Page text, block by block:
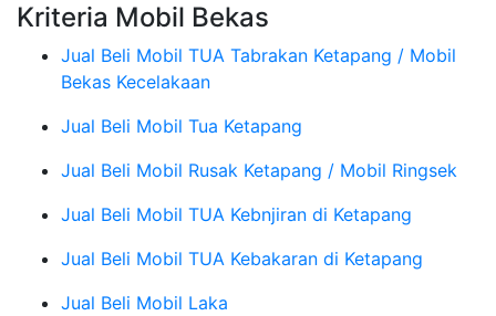
Kriteria Mobil Bekas
Jual Beli Mobil TUA Tabrakan Ketapang / Mobil
Bekas Kecelakaan
Jual Beli Mobil Tua Ketapang
Jual Beli Mobil Rusak Ketapang / Mobil Ringsek
Jual Beli Mobil TUA Kebnjiran di Ketapang
Jual Beli Mobil TUA Kebakaran di Ketapang
Jual Beli Mobil Laka